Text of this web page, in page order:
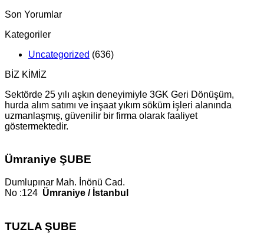
Son Yorumlar
Kategoriler
Uncategorized (636)
BİZ KİMİZ
Sektörde 25 yılı aşkın deneyimiyle 3GK Geri Dönüşüm,
hurda alım satımı ve inşaat yıkım söküm işleri alanında
uzmanlaşmış, güvenilir bir firma olarak faaliyet
göstermektedir.
Ümraniye ŞUBE
Dumlupınar Mah. İnönü Cad.
No :124 Ümraniye / İstanbul
TUZLA ŞUBE